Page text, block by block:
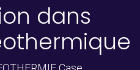
dans